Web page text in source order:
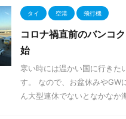
タイ 空港 飛行機
コロナ禍直前のバンコ
始
寒い時には温かい国に行きた
す。 なので、お盆休みやGW
ん大型連休でないとなかなか